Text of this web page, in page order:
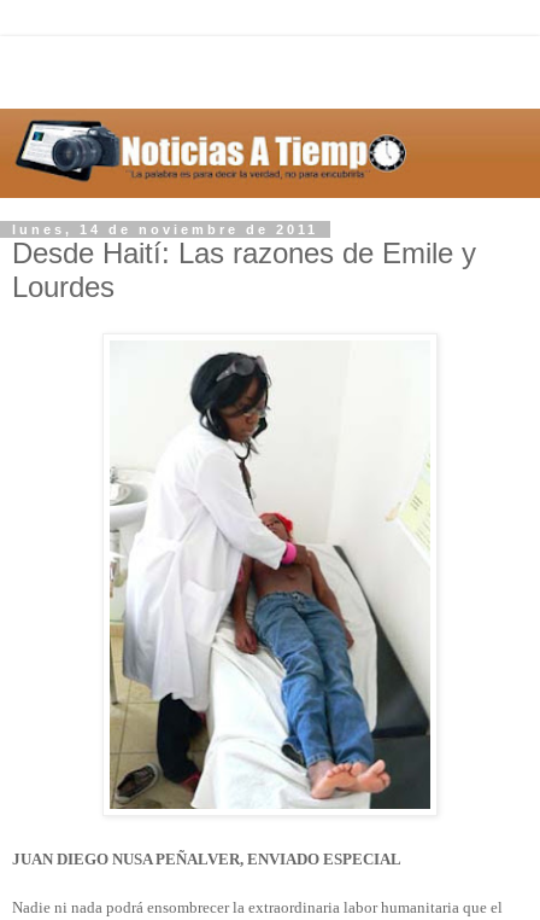
lunes, 14 de noviembre de 2011
Desde Haití: Las razones de Emile y
Lourdes
JUAN DIEGO NUSA PEÑALVER, ENVIADO ESPECIAL
Nadie ni nada podrá ensombrecer la extraordinaria labor humanitaria que el